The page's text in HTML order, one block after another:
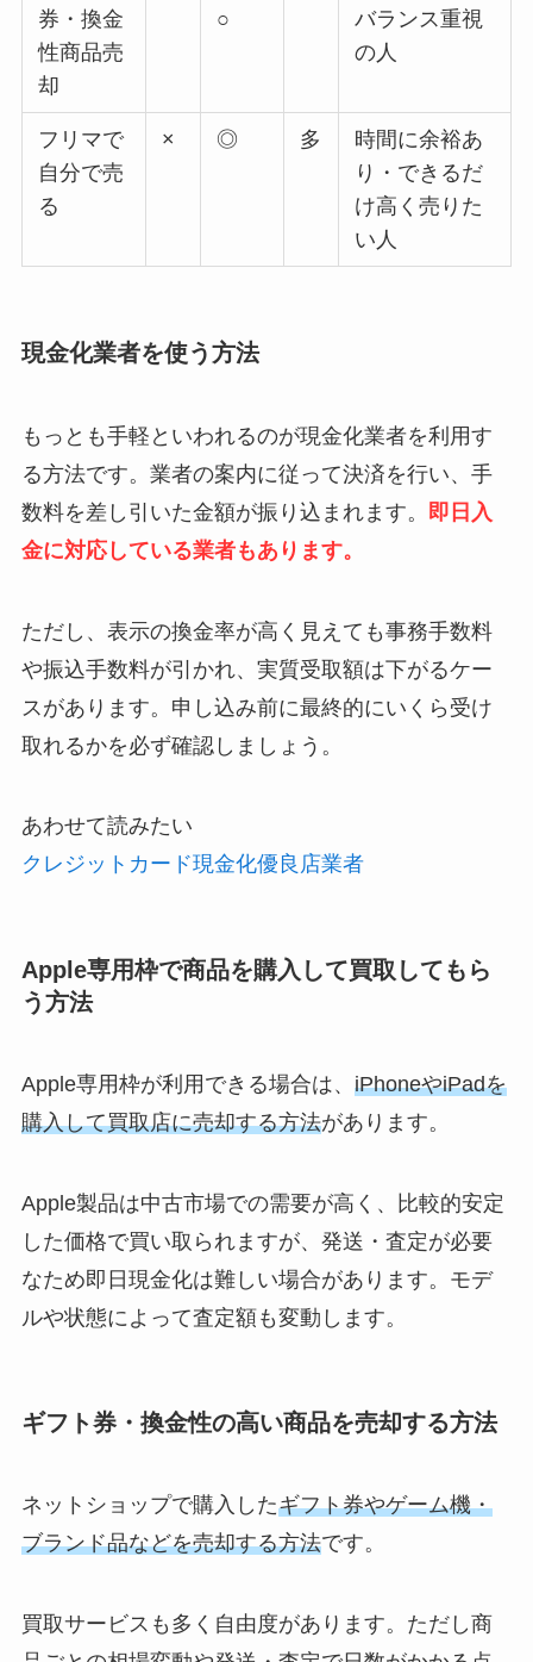
券・換金
性商品売
却
○
バランス重視
の人
フリマで
自分で売
る
× ◎ 多
時間に余裕あ
り・できるだ
け高く売りた
い人
現金化業者を使う方法
もっとも手軽といわれるのが現金化業者を利用す
る方法です。業者の案内に従って決済を行い、手
数料を差し引いた金額が振り込まれます。 即日入
金に対応している業者もあります。
ただし、表示の換金率が高く見えても事務手数料
や振込手数料が引かれ、実質受取額は下がるケー
スがあります。申し込み前に最終的にいくら受け
取れるかを必ず確認しましょう。
あわせて読みたい
クレジットカード現金化優良店業者
Apple専用枠で商品を購入して買取してもら
う方法
Apple専用枠が利用できる場合は、 iPhoneやiPadを
購入して買取店に売却する方法があります。
Apple製品は中古市場での需要が高く、比較的安定
した価格で買い取られますが、発送・査定が必要
なため即日現金化は難しい場合があります。モデ
ルや状態によって査定額も変動します。
ギフト券・換金性の高い商品を売却する方法
ネットショップで購入したギフト券やゲーム機・
ブランド品などを売却する方法です。
買取サービスも多く自由度があります。ただし商